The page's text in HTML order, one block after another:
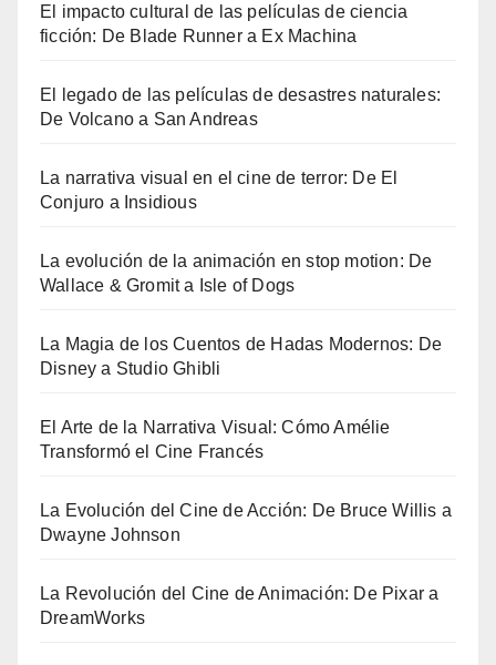
El impacto cultural de las películas de ciencia
ficción: De Blade Runner a Ex Machina
El legado de las películas de desastres naturales:
De Volcano a San Andreas
La narrativa visual en el cine de terror: De El
Conjuro a Insidious
La evolución de la animación en stop motion: De
Wallace & Gromit a Isle of Dogs
La Magia de los Cuentos de Hadas Modernos: De
Disney a Studio Ghibli
El Arte de la Narrativa Visual: Cómo Amélie
Transformó el Cine Francés
La Evolución del Cine de Acción: De Bruce Willis a
Dwayne Johnson
La Revolución del Cine de Animación: De Pixar a
DreamWorks